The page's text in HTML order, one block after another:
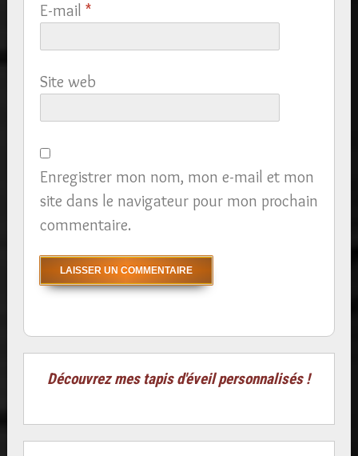
E-mail *
Site web
Enregistrer mon nom, mon e-mail et mon
site dans le navigateur pour mon prochain
commentaire.
Découvrez mes tapis d'éveil personnalisés !